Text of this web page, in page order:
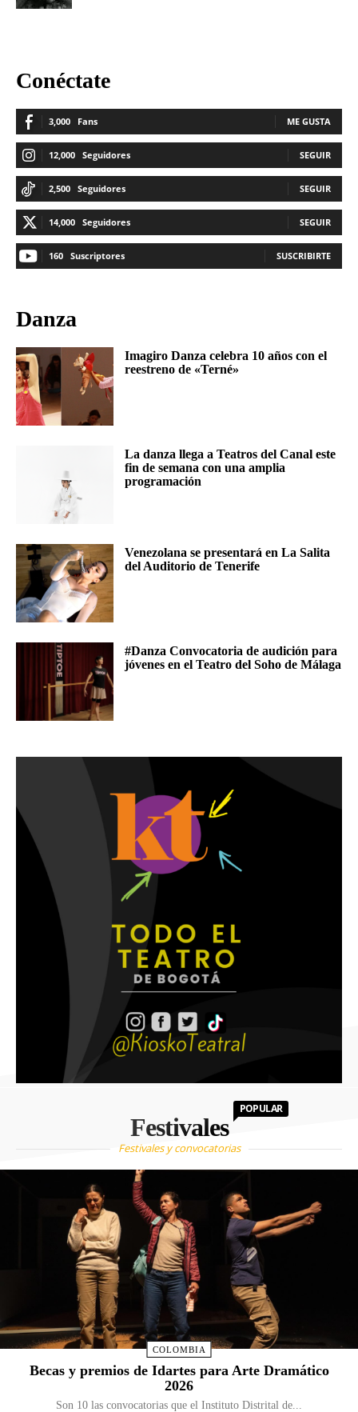
Conéctate
3,000 Fans ME GUSTA
12,000 Seguidores SEGUIR
2,500 Seguidores SEGUIR
14,000 Seguidores SEGUIR
160 Suscriptores SUSCRIBIRTE
Danza
Imagiro Danza celebra 10 años con el
reestreno de «Terné»
La danza llega a Teatros del Canal este
fin de semana con una amplia
programación
Venezolana se presentará en La Salita
del Auditorio de Tenerife
#Danza Convocatoria de audición para
jóvenes en el Teatro del Soho de Málaga​
Festivales
POPULAR
Festivales y convocatorias
COLOMBIA
Becas y premios de Idartes para Arte Dramático
2026
Son 10 las convocatorias que el Instituto Distrital de...